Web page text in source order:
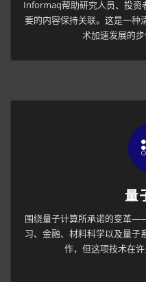
Informaq帮助研究人员、投资
要的内容保持关联。这是一种
术加速发展的步
量
围绕量子计算所承诺的变革
习、金融、材料科学以及量
作，但这项技术在许